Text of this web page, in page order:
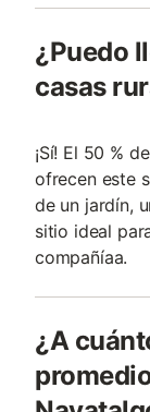
¿Puedo
casas
¡Sí! El 50 %
ofrecen este
de un jardín,
sitio ideal
compañía­a.
¿A